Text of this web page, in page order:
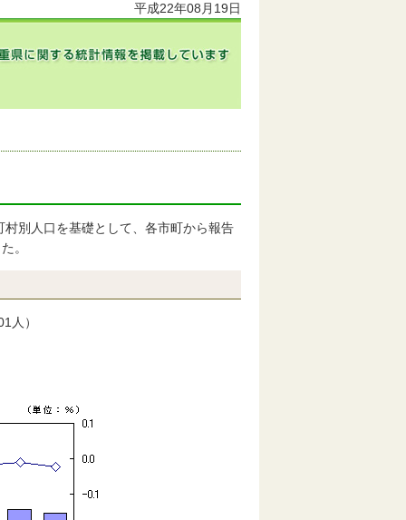
印刷する
平成22年08月19日
別人口を基礎として、各市町から報告
。
人）